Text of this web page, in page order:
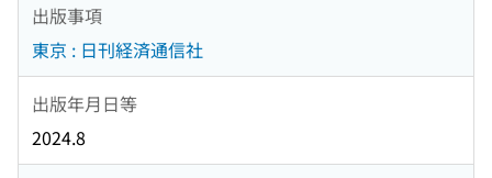
出版事項
東京 : 日刊経済通信社
出版年月日等
2024.8